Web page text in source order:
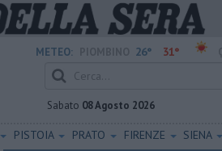
METEO: 26° 31°
Sabato 08 Agosto 2026
PISTOIA PRATO FIRENZE SIENA